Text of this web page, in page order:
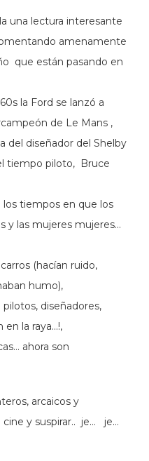
una lectura interesante
amenamente
que están pasando en
la Ford se lanzó a
de Le Mans ,
del diseñador del Shelby
tiempo piloto, Bruce
los tiempos en que los
y las mujeres mujeres…
(hacían ruido,
humo),
diseñadores,
en la raya…!,
ahora son
arcaicos y
y suspirar.. je… je…